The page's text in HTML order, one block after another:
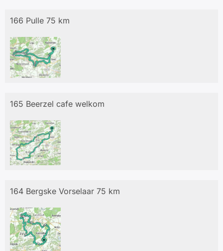
166 Pulle 75 km
165 Beerzel cafe welkom
164 Bergske Vorselaar 75 km